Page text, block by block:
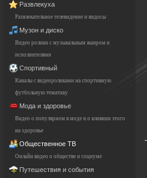
Развлекуха
Развлекательное телевидение и видосы
Музон и диско
Видео ролики с музыкальным жанром и
исполнителями
Спортивный
Каналы с видеороликами на спортивную
футбольную тематику
Мода и здоровье
Видео о популярном в моде и о влиянии этого
на здоровье
Общественное ТВ
Онлайн видео о обществе и социуме
Путешествия и события